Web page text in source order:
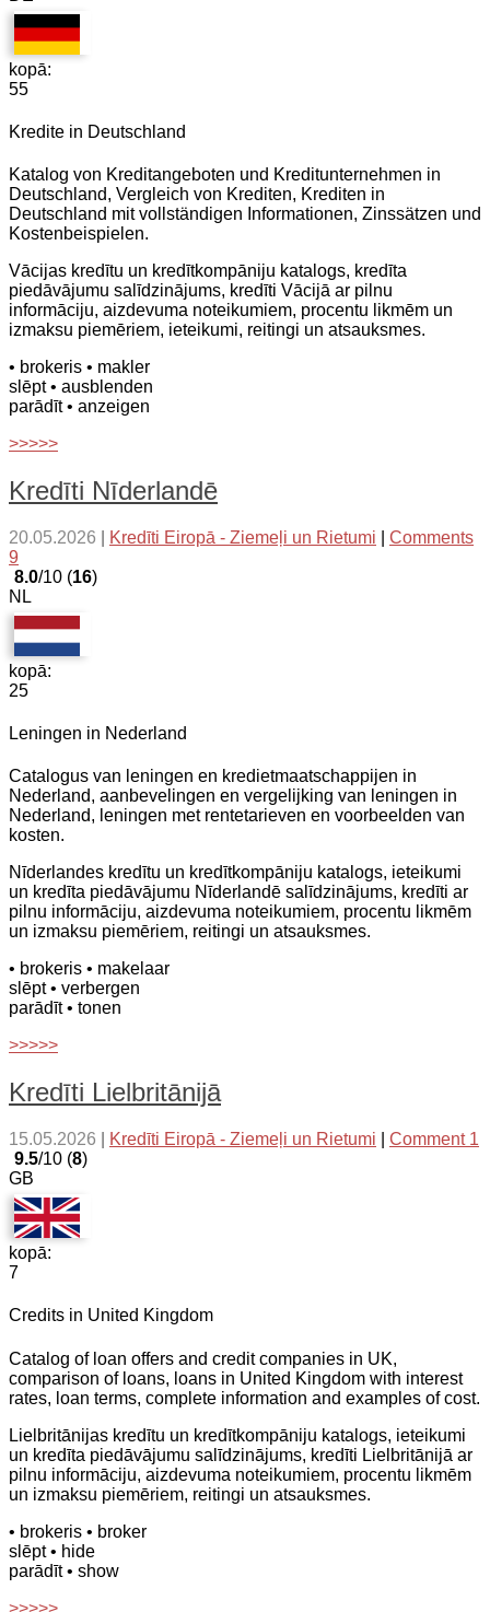
kopā:
55
Kredite in Deutschland
Katalog von Kreditangeboten und Kreditunternehmen in
Deutschland, Vergleich von Krediten, Krediten in
Deutschland mit vollständigen Informationen, Zinssätzen und
Kostenbeispielen.
Vācijas kredītu un kredītkompāniju katalogs, kredīta
piedāvājumu salīdzinājums, kredīti Vācijā ar pilnu
informāciju, aizdevuma noteikumiem, procentu likmēm un
izmaksu piemēriem, ieteikumi, reitingi un atsauksmes.
• brokeris • makler
slēpt• ausblenden
parādīt• anzeigen
>>>>>
Kredīti Nīderlandē
20.05.2026 Kredīti Eiropā - Ziemeļi un Rietumi
Comments
9
8.0/10 (16)
NL
kopā:
25
Leningen in Nederland
Catalogus van leningen en kredietmaatschappijen in
Nederland, aanbevelingen en vergelijking van leningen in
Nederland, leningen met rentetarieven en voorbeelden van
kosten.
Nīderlandes kredītu un kredītkompāniju katalogs, ieteikumi
un kredīta piedāvājumu Nīderlandē salīdzinājums, kredīti ar
pilnu informāciju, aizdevuma noteikumiem, procentu likmēm
un izmaksu piemēriem, reitingi un atsauksmes.
• brokeris • makelaar
slēpt• verbergen
parādīt• tonen
>>>>>
Kredīti Lielbritānijā
15.05.2026 Kredīti Eiropā - Ziemeļi un Rietumi
Comment 1
9.5/10 (8)
GB
kopā:
7
Credits in United Kingdom
Catalog of loan offers and credit companies in UK,
comparison of loans, loans in United Kingdom with interest
rates, loan terms, complete information and examples of cost.
Lielbritānijas kredītu un kredītkompāniju katalogs, ieteikumi
un kredīta piedāvājumu salīdzinājums, kredīti Lielbritānijā ar
pilnu informāciju, aizdevuma noteikumiem, procentu likmēm
un izmaksu piemēriem, reitingi un atsauksmes.
• brokeris • broker
slēpt• hide
parādīt• show
>>>>>